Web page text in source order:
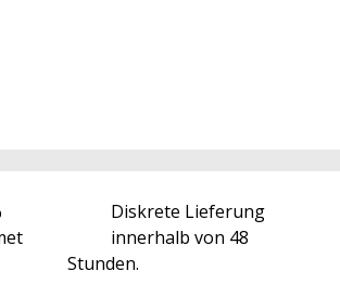
Diskrete Lieferung
innerhalb von 48
Stunden.